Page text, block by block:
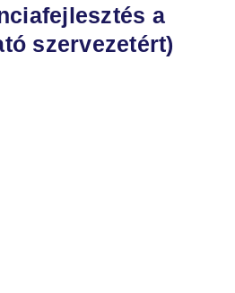
a
szervezetért)